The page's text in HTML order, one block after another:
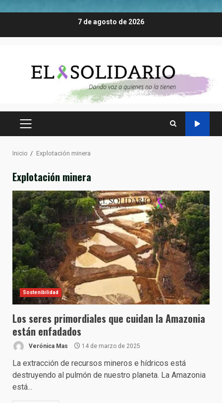
7 de agosto de 2026
MENÚ
Inicio Explotación minera
Explotación minera
Sostenibilidad
Los seres primordiales que cuidan la Amazonia
están enfadados
Verónica Mas 14 de marzo de 2025
La extracción de recursos mineros e hídricos está
destruyendo al pulmón de nuestro planeta. La Amazonia
está...